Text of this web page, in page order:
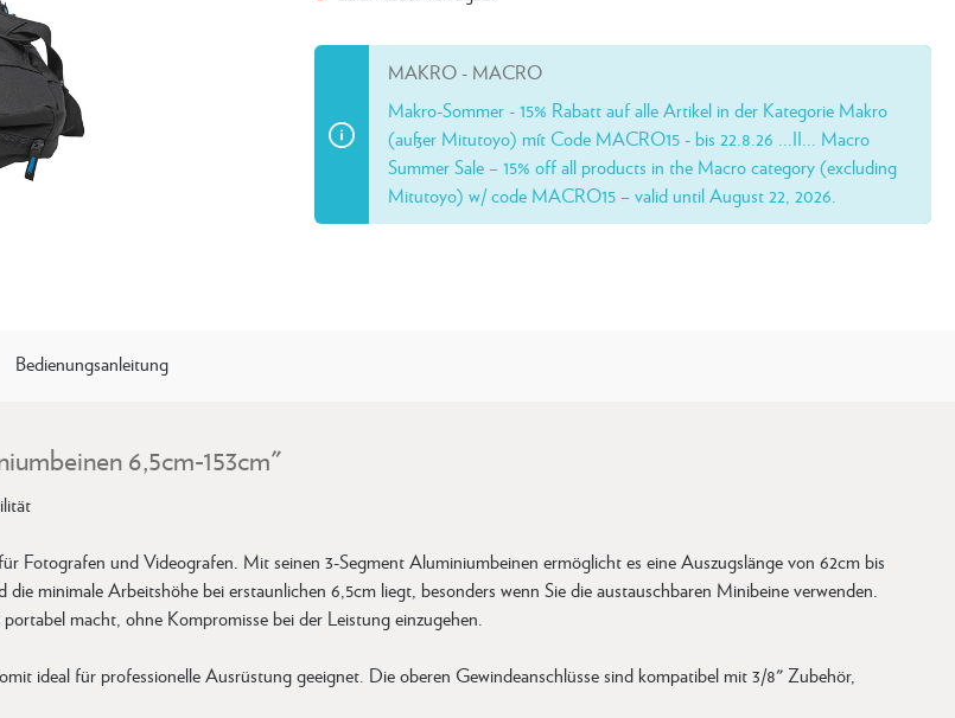
MAKRO - MACRO
Makro-Sommer - 15% Rabatt auf alle Artikel in der Kategorie Makro
(außer Mitutoyo) mít Code MACRO15 - bis 22.8.26 ...II... Macro
Summer Sale – 15% off all products in the Macro category (excluding
Mitutoyo) w/ code MACRO15 – valid until August 22, 2026.
Bedienungsanleitung
6,5cm-153cm"
Fotografen und Videografen. Mit seinen 3-Segment Aluminiumbeinen ermöglicht es eine Auszugslänge von 62cm bis
minimale Arbeitshöhe bei erstaunlichen 6,5cm liegt, besonders wenn Sie die austauschbaren Minibeine verwenden.
macht, ohne Kompromisse bei der Leistung einzugehen.
ideal für professionelle Ausrüstung geeignet. Die oberen Gewindeanschlüsse sind kompatibel mit 3/8" Zubehör,